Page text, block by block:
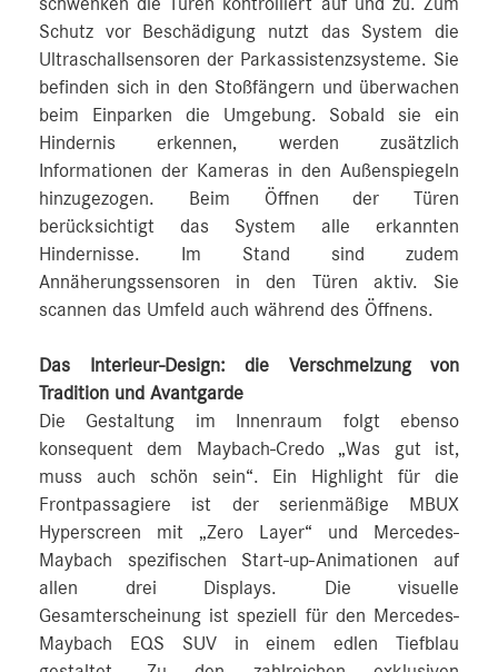
schwenken die Türen kontrolliert auf und zu. Zum
Schutz vor Beschädigung nutzt das System die
Ultraschallsensoren der Parkassistenzsysteme. Sie
befinden sich in den Stoßfängern und überwachen
beim Einparken die Umgebung. Sobald sie ein
Hindernis erkennen, werden zusätzlich
Informationen der Kameras in den Außenspiegeln
hinzugezogen. Beim Öffnen der Türen
berücksichtigt das System alle erkannten
Hindernisse. Im Stand sind zudem
Annäherungssensoren in den Türen aktiv. Sie
scannen das Umfeld auch während des Öffnens.
Das Interieur-Design: die Verschmelzung von
Tradition und Avantgarde
Die Gestaltung im Innenraum folgt ebenso
konsequent dem Maybach-Credo „Was gut ist,
muss auch schön sein“. Ein Highlight für die
Frontpassagiere ist der serienmäßige MBUX
Hyperscreen mit „Zero Layer“ und Mercedes-
Maybach spezifischen Start-up-Animationen auf
allen drei Displays. Die visuelle
Gesamterscheinung ist speziell für den Mercedes-
Maybach EQS SUV in einem edlen Tiefblau